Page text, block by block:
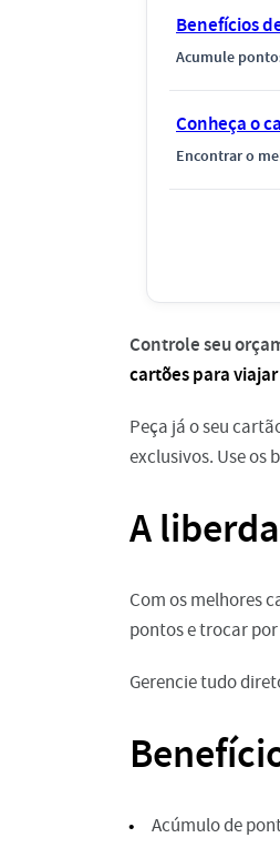
Benefícios
Acumule
Conheça o
Encontrar o
Controle seu
cartões para
Peça já o seu
exclusivos. Use os
A
Com os melhores
pontos e trocar
Gerencie tudo
Acúmulo de